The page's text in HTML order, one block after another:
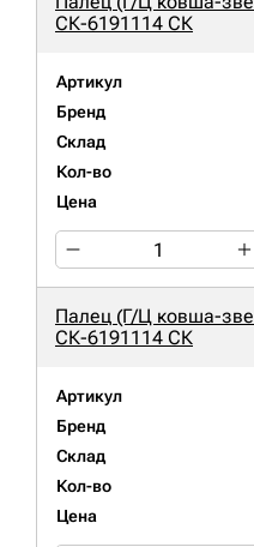
СК-6191114 СК
Артикул
Бренд
Склад
Кол-во
Цена
Палец (Г/Ц ковша-
СК-6191114 СК
Артикул
Бренд
Склад
Кол-во
Цена